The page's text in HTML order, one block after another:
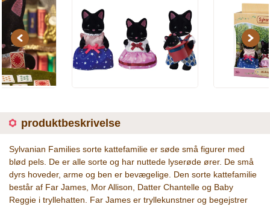
Previous Next
produktbeskrivelse
Sylvanian Families sorte kattefamilie er søde små figurer med
blød pels. De er alle sorte og har nuttede lyserøde ører. De små
dyrs hoveder, arme og ben er bevægelige. Den sorte kattefamilie
består af Far James, Mor Allison, Datter Chantelle og Baby
Reggie i tryllehatten. Far James er tryllekunstner og begejstrer